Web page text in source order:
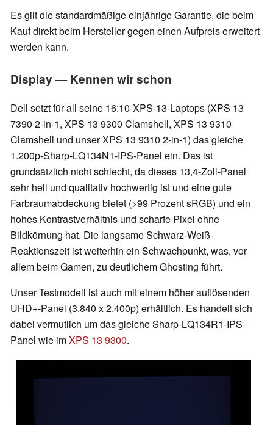
Es gilt die standardmäßige einjährige Garantie, die beim
Kauf direkt beim Hersteller gegen einen Aufpreis erweitert
werden kann.
Display — Kennen wir schon
Dell setzt für all seine 16:10-XPS-13-Laptops (XPS 13
7390 2-in-1, XPS 13 9300 Clamshell, XPS 13 9310
Clamshell und unser XPS 13 9310 2-in-1) das gleiche
1.200p-Sharp-LQ134N1-IPS-Panel ein. Das ist
grundsätzlich nicht schlecht, da dieses 13,4-Zoll-Panel
sehr hell und qualitativ hochwertig ist und eine gute
Farbraumabdeckung bietet (>99 Prozent sRGB) und ein
hohes Kontrastverhältnis und scharfe Pixel ohne
Bildkörnung hat. Die langsame Schwarz-Weiß-
Reaktionszeit ist weiterhin ein Schwachpunkt, was, vor
allem beim Gamen, zu deutlichem Ghosting führt.
Unser Testmodell ist auch mit einem höher auflösenden
UHD+-Panel (3.840 x 2.400p) erhältlich. Es handelt sich
dabei vermutlich um das gleiche Sharp-LQ134R1-IPS-
Panel wie imXPS 13 9300.